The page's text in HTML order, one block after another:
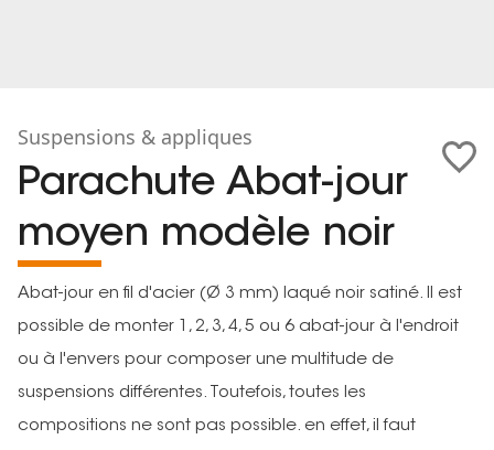
Suspensions & appliques
Parachute Abat-jour
moyen modèle noir
Abat-jour en fil d'acier (Ø 3 mm) laqué noir satiné. Il est
possible de monter 1, 2, 3, 4, 5 ou 6 abat-jour à l'endroit
ou à l'envers pour composer une multitude de
suspensions différentes. Toutefois, toutes les
compositions ne sont pas possible. en effet, il faut